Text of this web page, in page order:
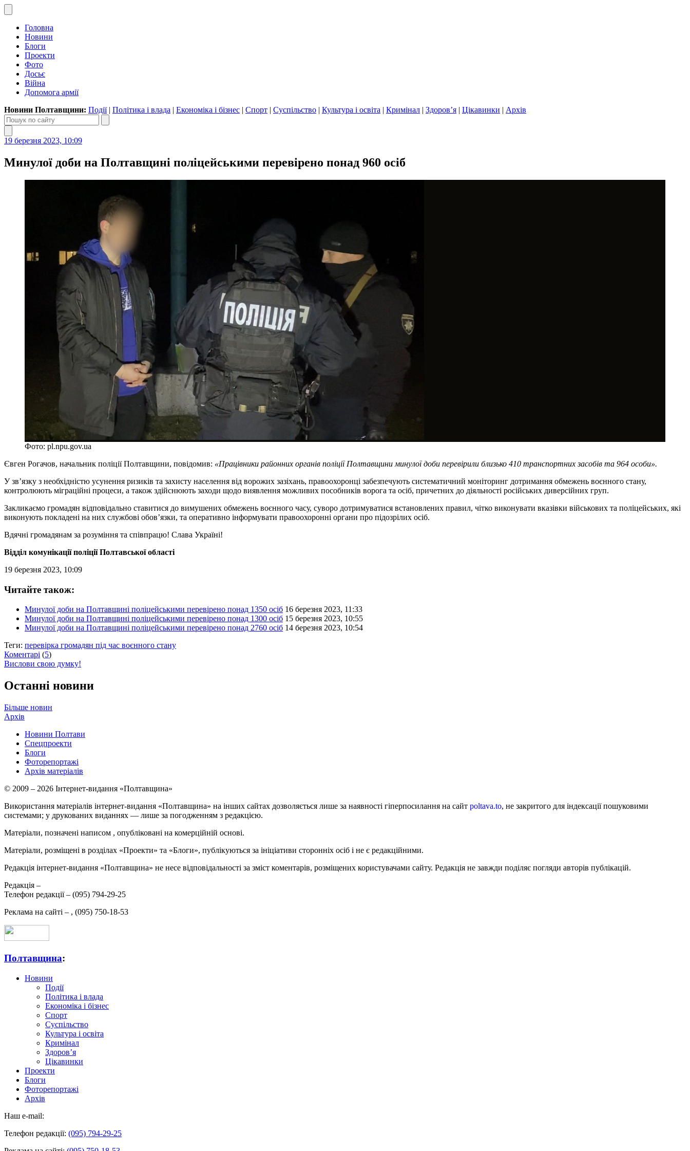
Головна
Новини
Блоги
Проекти
Фото
Досьє
Війна
Допомога армії
Новини Полтавщини: Події| Політика і влада | Економіка і бізнес | Спорт | Суспільство | Культура і освіта | Кримінал | Здоров’я | Цікавинки | Архів
19 березня 2023, 10:09
Минулої доби на Полтавщині поліцейськими перевірено понад 960 осіб
Фото: pl.npu.gov.ua
Євген Рогачов, начальник поліції Полтавщини, повідомив: «Працівники районних органів поліції Полтавщини минулої доби перевірили близько 410 транспортних засобів та 964 особи».
У зв’язку з необхідністю усунення ризиків та захисту населення від ворожих зазіхань, правоохоронці забезпечують систематичний моніторинг дотримання обмежень воєнного стану,
контролюють міграційні процеси, а також здійснюють заходи щодо виявлення можливих пособників ворога та осіб, причетних до діяльності російських диверсійних груп.
Закликаємо громадян відповідально ставитися до вимушених обмежень воєнного часу, суворо дотримуватися встановлених правил, чітко виконувати вказівки військових та поліцейських, які
виконують покладені на них службові обов’язки, та оперативно інформувати правоохоронні органи про підозрілих осіб.
Вдячні громадянам за розуміння та співпрацю! Слава Україні!
Відділ комунікації поліції Полтавської області
19 березня 2023, 10:09
Читайте також:
Минулої доби на Полтавщині поліцейськими перевірено понад 1350 осіб 16 березня 2023, 11:33
Минулої доби на Полтавщині поліцейськими перевірено понад 1300 осіб 15 березня 2023, 10:55
Минулої доби на Полтавщині поліцейськими перевірено понад 2760 осіб 14 березня 2023, 10:54
Теги: перевірка громадян під час воєнного стану
Коментарі (5)
Вислови свою думку!
Останні новини
Більше новин
Архів
Новини Полтави
Спецпроекти
Блоги
Фоторепортажі
Архів матеріалів
© 2009 – 2026 Інтернет-видання «Полтавщина»
Використання матеріалів інтернет-видання «Полтавщина» на інших сайтах дозволяється лише за наявності гіперпосилання на сайт poltava.to, не закритого для індексації пошуковими
системами; у друкованих виданнях — лише за погодженням з редакцією.
Матеріали, позначені написом , опубліковані на комерційній основі.
Матеріали, розміщені в розділах «Проекти» та «Блоги», публікуються за ініціативи сторонніх осіб і не є редакційними.
Редакція інтернет-видання «Полтавщина» не несе відповідальності за зміст коментарів, розміщених користувачами сайту. Редакція не завжди поділяє погляди авторів публікацій.
Редакція –
Телефон редакції – (095) 794-29-25
Реклама на сайті – , (095) 750-18-53
Полтавщина:
Новини
Події
Політика і влада
Економіка і бізнес
Спорт
Суспільство
Культура і освіта
Кримінал
Здоров’я
Цікавинки
Проекти
Блоги
Фоторепортажі
Архів
Наш e-mail:
Телефон редакції: (095) 794-29-25